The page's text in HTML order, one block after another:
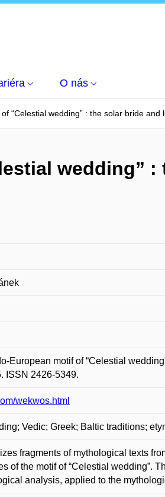
O nás
“Celestial wedding” : the solar bride and
wedding”
European motif of “Celestial
ISSN 2426-5349.
wekwos.html
Vedic; Greek; Baltic traditions;
fragments of mythological texts
of the motif of “Celestial wedding”.
analysis, applied to the